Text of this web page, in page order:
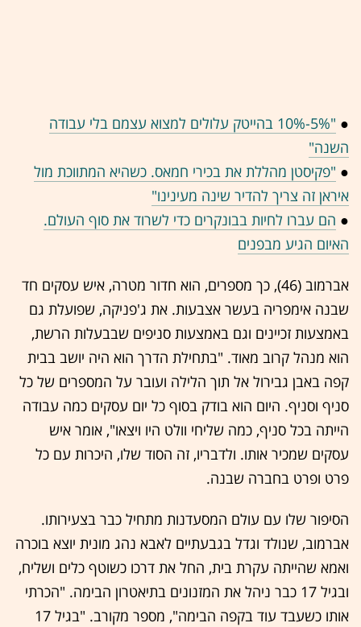
●
"5%-10% בהייטק עלולים למצוא עצמם בלי עבודה
השנה"
● "פקיסטן מהללת את בכירי חמאס. כשהיא המתווכת מול
איראן זה צריך להדיר שינה מעינינו"
● הם עברו לחיות בבונקרים כדי לשרוד את סוף העולם.
האיום הגיע מבפנים
אברמוב (46), כך מספרים, הוא חדור מטרה, איש עסקים חד
שבנה אימפריה בעשר אצבעות. את ג'פניקה, שפועלת גם
באמצעות זכיינים וגם באמצעות סניפים שבבעלות הרשת,
הוא מנהל קרוב מאוד. "בתחילת הדרך הוא היה יושב בבית
קפה באבן גבירול אל תוך הלילה ועובר על המספרים של כל
סניף וסניף. היום הוא בודק בסוף כל יום עסקים כמה עבודה
הייתה בכל סניף, כמה שליחי וולט היו ויצאו", אומר איש
עסקים שמכיר אותו. ולדבריו, זה הסוד שלו, היכרות עם כל
פרט ופרט בחברה שבנה.
הסיפור שלו עם עולם המסעדנות מתחיל כבר בצעירותו.
אברמוב, שנולד וגדל בגבעתיים לאבא נהג מונית יוצא בוכרה
ואמא שהייתה עקרת בית, החל את דרכו כשוטף כלים ושליח,
ובגיל 17 כבר ניהל את המזנונים בתיאטרון הבימה. "הכרתי
אותו כשעבד עוד בקפה הבימה", מספר מקורב. "בגיל 17